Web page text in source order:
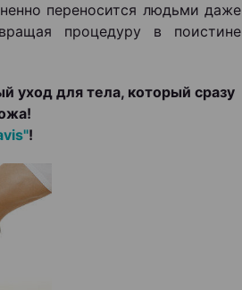
переносится людьми даже
процедуру в поистине
уход для тела, который сразу
!